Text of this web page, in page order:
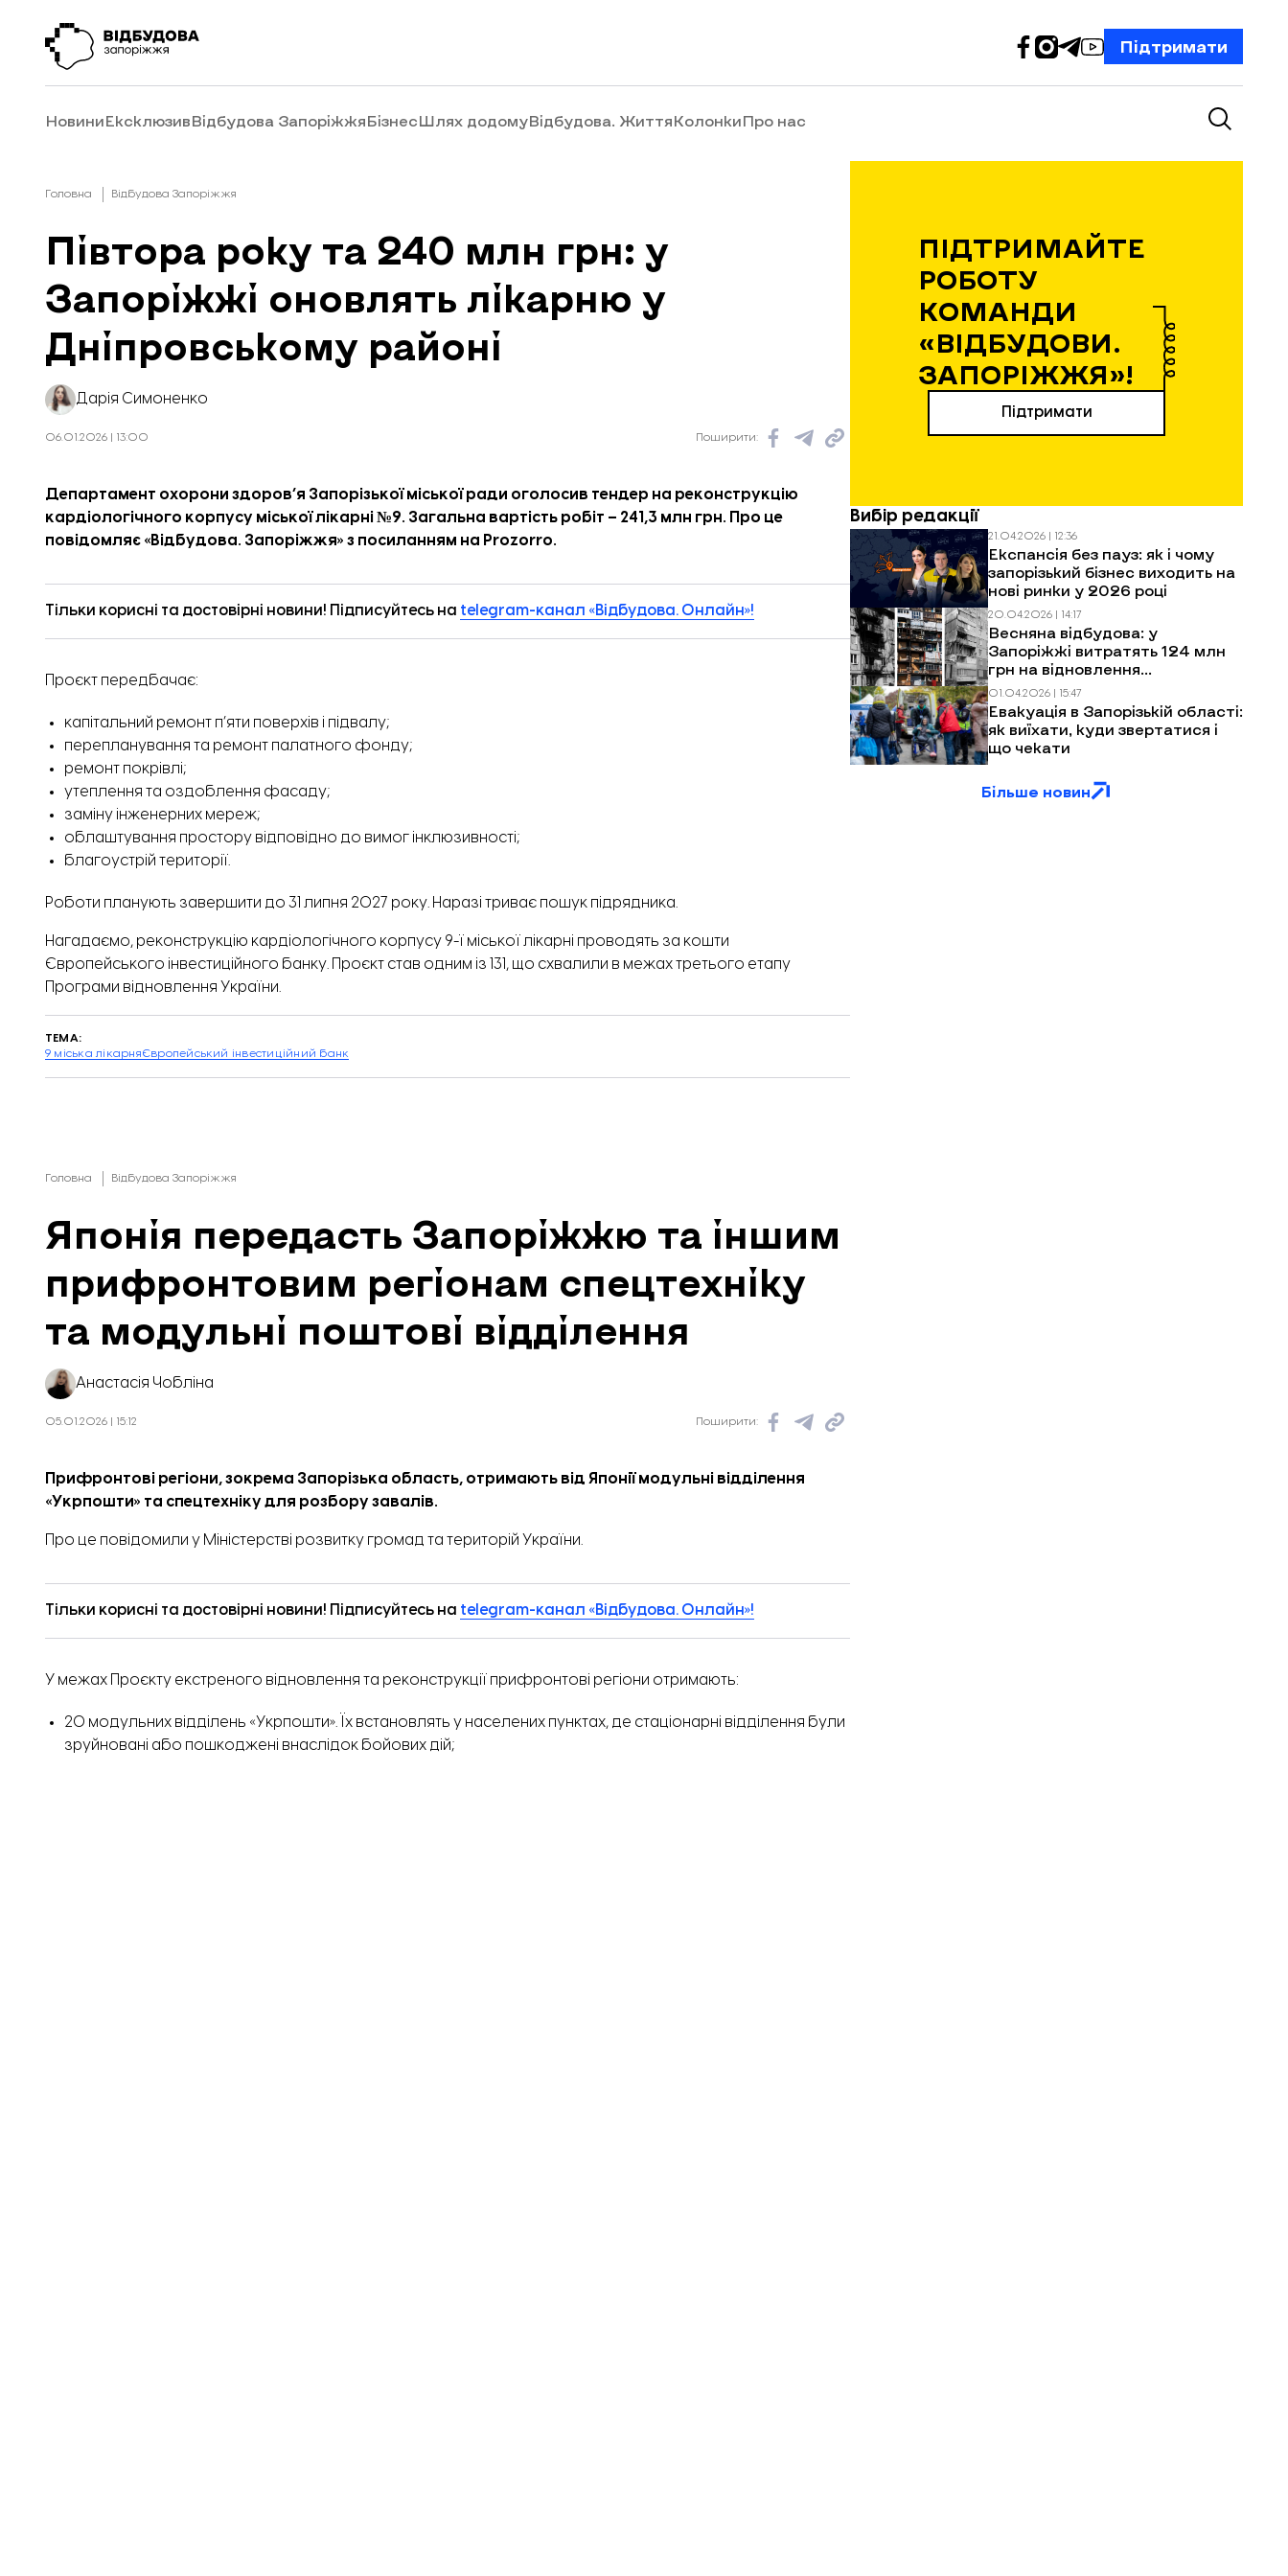
Підтримати
НовиниЕксклюзивВідбудова ЗапоріжжяБізнесШлях додомуВідбудова. ЖиттяКолонкиПро нас
Головна Відбудова Запоріжжя
Півтора року та 240 млн грн: у
Запоріжжі оновлять лікарню у
Дніпровському районі
Дарія Симоненко
06.01.2026 | 13:00 Поширити:
Департамент охорони здоров’я Запорізької міської ради оголосив тендер на реконструкцію
кардіологічного корпусу міської лікарні №9. Загальна вартість робіт – 241,3 млн грн. Про це
повідомляє «Відбудова. Запоріжжя» з посиланням на Prozorro.
Тільки корисні та достовірні новини! Підписуйтесь на telegram-канал «Відбудова. Онлайн»!
Проєкт передбачає:
капітальний ремонт п’яти поверхів і підвалу;
перепланування та ремонт палатного фонду;
ремонт покрівлі;
утеплення та оздоблення фасаду;
заміну інженерних мереж;
облаштування простору відповідно до вимог інклюзивності;
благоустрій території.
Роботи планують завершити до 31 липня 2027 року. Наразі триває пошук підрядника.
Нагадаємо, реконструкцію кардіологічного корпусу 9-ї міської лікарні проводять за кошти
Європейського інвестиційного банку. Проєкт став одним із 131, що схвалили в межах третього етапу
Програми відновлення України.
ТЕМА:
9 міська лікарняЄвропейський інвестиційний банк
Головна Відбудова Запоріжжя
Японія передасть Запоріжжю та іншим
прифронтовим регіонам спецтехніку
та модульні поштові відділення
Анастасія Чобліна
05.01.2026 | 15:12 Поширити:
Прифронтові регіони, зокрема Запорізька область, отримають від Японії модульні відділення
«Укрпошти» та спецтехніку для розбору завалів.
Про це повідомили у Міністерстві розвитку громад та територій України.
Тільки корисні та достовірні новини! Підписуйтесь на telegram-канал «Відбудова. Онлайн»!
У межах Проєкту екстреного відновлення та реконструкції прифронтові регіони отримають:
20 модульних відділень «Укрпошти». Їх встановлять у населених пунктах, де стаціонарні відділення були
зруйновані або пошкоджені внаслідок бойових дій;
ПІДТРИМАЙТЕ
РОБОТУ
КОМАНДИ
«ВІДБУДОВИ.
ЗАПОРІЖЖЯ»!
Підтримати
Вибір редакції
21.04.2026 | 12:36
Експансія без пауз: як і чому
запорізький бізнес виходить на
нові ринки у 2026 році
20.04.2026 | 14:17
Весняна відбудова: у
Запоріжжі витратять 124 млн
грн на відновлення
багатоповерхівок після
обстрілів
01.04.2026 | 15:47
Евакуація в Запорізькій області:
як виїхати, куди звертатися і
що чекати
Більше новин